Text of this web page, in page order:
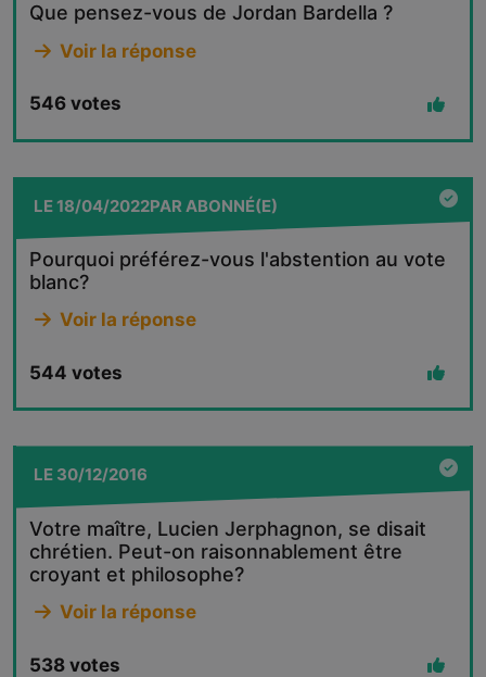
Que pensez-vous de Jordan Bardella ?
Voir la réponse
546 votes
LE18/04/2022PAR ABONNÉ(E)
Pourquoi préférez-vous l'abstention au vote
blanc?
Voir la réponse
544 votes
LE 30/12/2016
Votre maître, Lucien Jerphagnon, se disait
chrétien. Peut-on raisonnablement être
croyant et philosophe?
Voir la réponse
538 votes